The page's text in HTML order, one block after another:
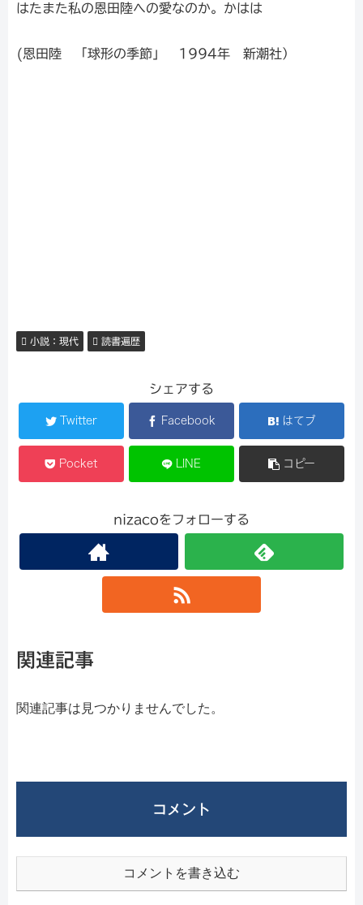
はたまた私の恩田陸への愛なのか。かはは
(恩田陸 「球形の季節」 1994年 新潮社）
小説：現代 読書遍歴
シェアする
Twitter Facebook はてブ
Pocket LINE コピー
nizacoをフォローする
関連記事
関連記事は見つかりませんでした。
コメント
コメントを書き込む